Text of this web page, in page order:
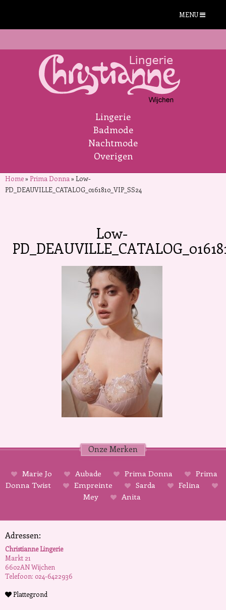
MENU
Lingerie
Badmode
Nachtmode
Overigen
Home»Prima Donna »Low-
PD_DEAUVILLE_CATALOG_0161810_VIP_SS24
Low-
Onze Merken
Marie Jo Aubade Prima Donna
Prima
Donna Twist
Empreinte Sarda
Felina
Mey
Anita
Adressen:
Christianne Lingerie
Markt 21
6602AN Wijchen
Telefoon: 024-6422936
Plattegrond